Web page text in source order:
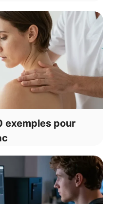
exemples pour